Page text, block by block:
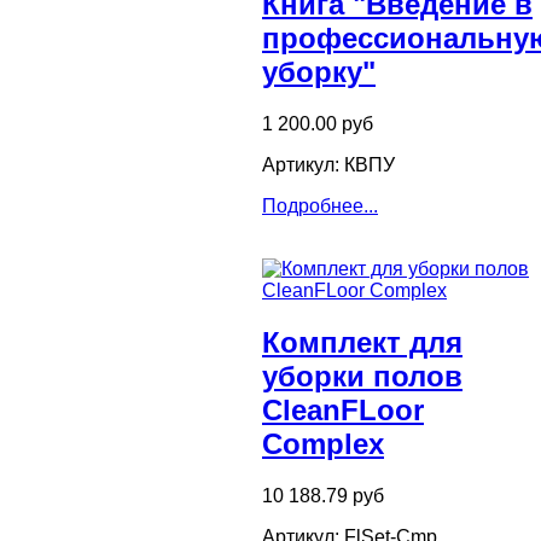
уборку"
1 200.00 руб
Артикул: КВПУ
Подробнее...
Комплект для
уборки полов
CleanFLoor
Complex
10 188.79 руб
Артикул: FlSet-Cmp